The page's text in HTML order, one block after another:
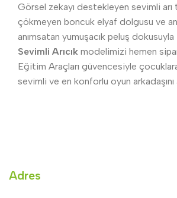
Görsel zekayı destekleyen sevimli arı
çökmeyen boncuk elyaf dolgusu ve
anımsatan yumuşacık peluş dokusuyla
Sevimli Arıcık modelimizi hemen
Eğitim Araçları güvencesiyle
sevimli ve en konforlu oyun
Adres